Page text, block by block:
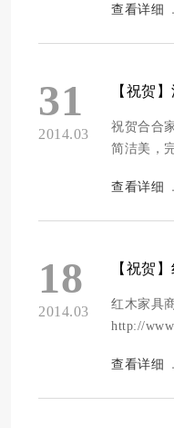
提供了各
的设计爱
的服务平
构 网...
查看详细
31
2014.03
祝贺合合
简洁美，
址：http://
查看详细
18
2014.03
【祝贺
红木家具
http://
市红木雅
查看详细